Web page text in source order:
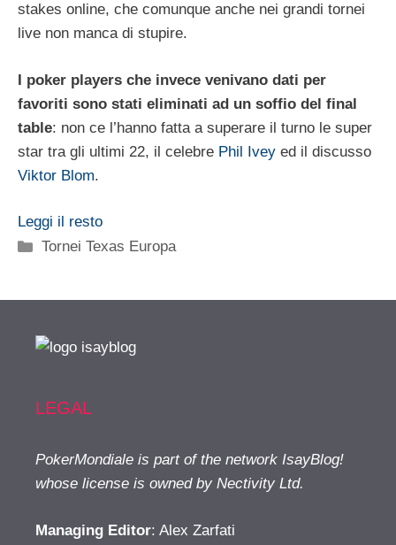
stakes online, che comunque anche nei grandi tornei
live non manca di stupire.
I poker players che invece venivano dati per
favoriti sono stati eliminati ad un soffio del final
table: non ce l’hanno fatta a superare il turno le super
star tra gli ultimi 22, il celebre Phil Ivey ed il discusso
Viktor Blom.
Leggi il resto
Categorie
Tornei Texas Europa
LEGAL
PokerMondiale is part of the network IsayBlog!
whose license is owned by Nectivity Ltd.
Managing Editor: Alex Zarfati